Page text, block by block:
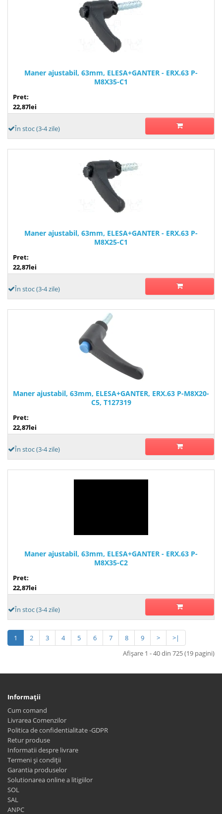
Maner ajustabil, 63mm, ELESA+GANTER - ERX.63 P-
M8X35-C1
Pret:
22,87lei
În stoc (3-4 zile)
Maner ajustabil, 63mm, ELESA+GANTER - ERX.63 P-
M8X25-C1
Pret:
22,87lei
În stoc (3-4 zile)
Maner ajustabil, 63mm, ELESA+GANTER, ERX.63 P-M8X20-
C5, T127319
Pret:
22,87lei
În stoc (3-4 zile)
Maner ajustabil, 63mm, ELESA+GANTER - ERX.63 P-
M8X35-C2
Pret:
22,87lei
În stoc (3-4 zile)
1 2 3 4 5 6 7 8 9 >
>|
Afişare 1 - 40 din 725 (19 pagini)
Informaţii
Cum comand
Livrarea Comenzilor
Politica de confidentialitate -GDPR
Retur produse
Informatii despre livrare
Termeni și condiții
Garantia produselor
Solutionarea online a litigiilor
SOL
SAL
ANPC